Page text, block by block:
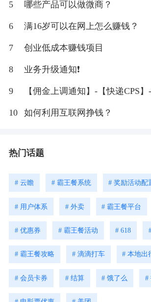
5 哪些产品可以做微商？
6 满16岁可以在网上怎么赚钱？
7 创业低成本赚钱项目
8 业务升级通知❗
9
【佣金上调通知】-【快递CPS
10
如何利用互联网挣钱？
热门话题
# 云瞻 # 霸王餐系统 # 奖励活动配
# 用户体系 # 外卖 # 霸王餐平台
# 优惠券 # 霸王餐活动 # 618
# 霸王餐攻略 # 滴滴打车 # 本地出
# 会员卡券 # 结算 # 饿了么 #